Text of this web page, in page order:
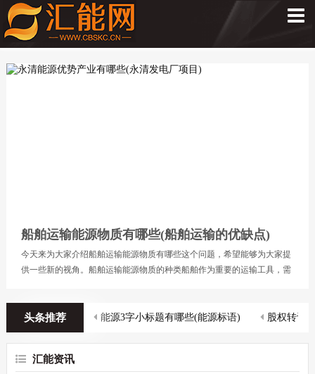
船舶运输能源物质有哪些(船舶运输的优缺点)
今天来为大家介绍船舶运输能源物质有哪些这个问题，希望能够为大家提
供一些新的视角。船舶运输能源物质的种类船舶作为重要的运输工具，需
节约常规能源的途径有哪些(节约常规能源的途径增加什么比重)
最近，节约常规能源的途径有哪些成为了人们关注的焦点，我们为大家整
理了一些相关资料，希望对您有所帮助，下面让我们一起了解下吧。节约
常规能源的重要性随着人口增长和经
头条推荐 能源3字小标题有哪些(能源标语) 股权转让
汇能资讯